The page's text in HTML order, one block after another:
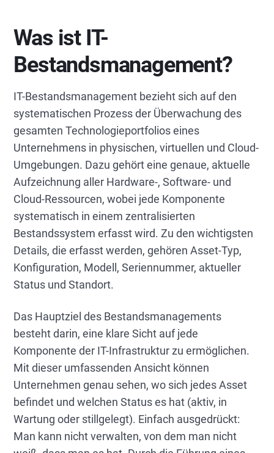
Was ist IT-
Bestandsmanagement?
IT-Bestandsmanagement bezieht sich auf den
systematischen Prozess der Überwachung des
gesamten Technologieportfolios eines
Unternehmens in physischen, virtuellen und Cloud-
Umgebungen. Dazu gehört eine genaue, aktuelle
Aufzeichnung aller Hardware-, Software- und
Cloud-Ressourcen, wobei jede Komponente
systematisch in einem zentralisierten
Bestandssystem erfasst wird. Zu den wichtigsten
Details, die erfasst werden, gehören Asset-Typ,
Konfiguration, Modell, Seriennummer, aktueller
Status und Standort.
Das Hauptziel des Bestandsmanagements
besteht darin, eine klare Sicht auf jede
Komponente der IT-Infrastruktur zu ermöglichen.
Mit dieser umfassenden Ansicht können
Unternehmen genau sehen, wo sich jedes Asset
befindet und welchen Status es hat (aktiv, in
Wartung oder stillgelegt). Einfach ausgedrückt:
Man kann nicht verwalten, von dem man nicht